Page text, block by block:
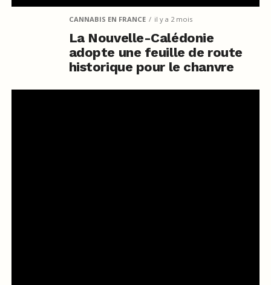
CANNABIS EN FRANCE il y a 2 mois
La Nouvelle-Calédonie
adopte une feuille de route
historique pour le chanvre